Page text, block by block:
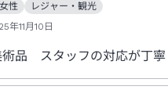
女性
レジャー・観光
年11月10日
術品 スタッフの対応が丁